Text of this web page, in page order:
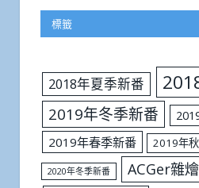
標籤
2018年夏季新番
2019年冬季新番
2019年春季新番
2019年
2020年冬季新番 ACGer雜